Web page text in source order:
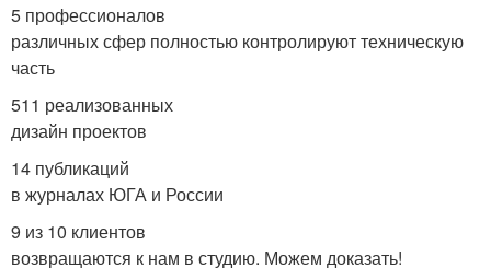
5 профессионалов
различных сфер полностью контролируют техническую
часть
511 реализованных
дизайн проектов
14 публикаций
в журналах ЮГА и России
9 из 10 клиентов
возвращаются к нам в студию. Можем доказать!